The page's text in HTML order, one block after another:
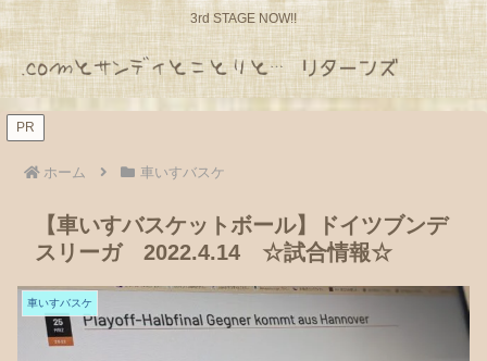
3rd STAGE NOW!!
PR
ホーム 車いすバスケ
【車いすバスケットボール】ドイツブンデ
スリーガ 2022.4.14 ☆試合情報☆
車いすバスケ